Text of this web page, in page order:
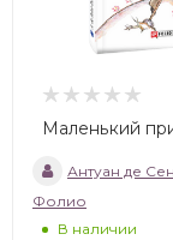
Маленький
Антуан де
Фолио
В наличии